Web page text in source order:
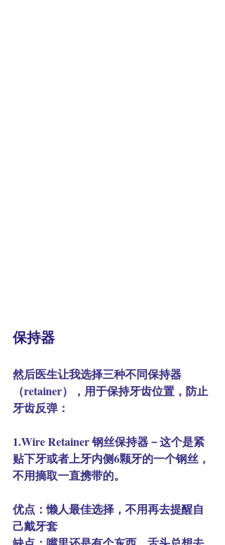
保持器
然后医生让我选择三种不同保持器
（retainer），用于保持牙齿位置，防止
牙齿反弹：
1.Wire Retainer 钢丝保持器－这个是紧
贴下牙或者上牙内侧6颗牙的一个钢丝，
不用摘取一直携带的。
优点：懒人最佳选择，不用再去提醒自
己戴牙套